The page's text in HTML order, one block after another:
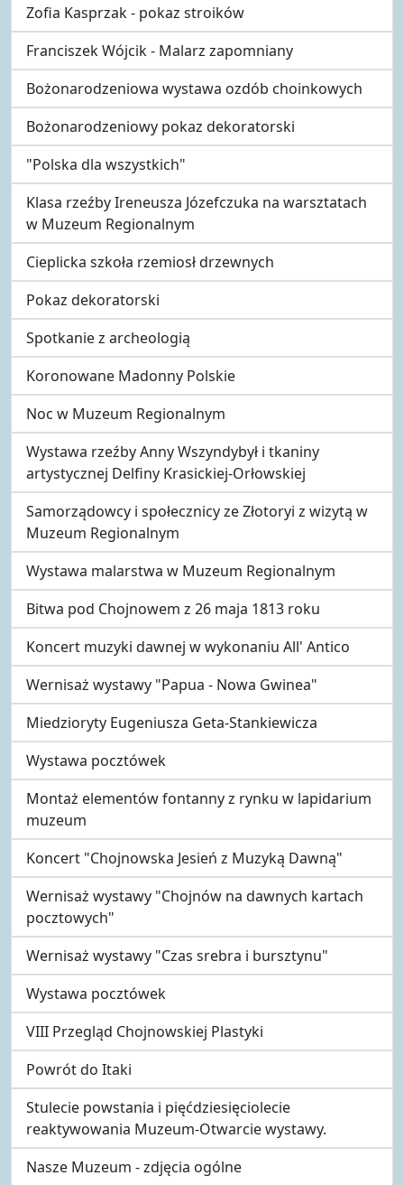
Zofia Kasprzak - pokaz stroików
Franciszek Wójcik - Malarz zapomniany
Bożonarodzeniowa wystawa ozdób choinkowych
Bożonarodzeniowy pokaz dekoratorski
"Polska dla wszystkich"
Klasa rzeźby Ireneusza Józefczuka na warsztatach
w Muzeum Regionalnym
Cieplicka szkoła rzemiosł drzewnych
Pokaz dekoratorski
Spotkanie z archeologią
Koronowane Madonny Polskie
Noc w Muzeum Regionalnym
Wystawa rzeźby Anny Wszyndybył i tkaniny
artystycznej Delfiny Krasickiej-Orłowskiej
Samorządowcy i społecznicy ze Złotoryi z wizytą w
Muzeum Regionalnym
Wystawa malarstwa w Muzeum Regionalnym
Bitwa pod Chojnowem z 26 maja 1813 roku
Koncert muzyki dawnej w wykonaniu All' Antico
Wernisaż wystawy "Papua - Nowa Gwinea"
Miedzioryty Eugeniusza Geta-Stankiewicza
Wystawa pocztówek
Montaż elementów fontanny z rynku w lapidarium
muzeum
Koncert "Chojnowska Jesień z Muzyką Dawną"
Wernisaż wystawy "Chojnów na dawnych kartach
pocztowych"
Wernisaż wystawy "Czas srebra i bursztynu"
Wystawa pocztówek
VIII Przegląd Chojnowskiej Plastyki
Powrót do Itaki
Stulecie powstania i pięćdziesięciolecie
reaktywowania Muzeum-Otwarcie wystawy.
Nasze Muzeum - zdjęcia ogólne